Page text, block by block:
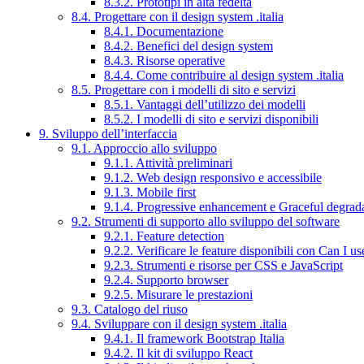
8.4. Progettare con il design system .italia
8.4.1. Documentazione
8.4.2. Benefici del design system
8.4.3. Risorse operative
8.4.4. Come contribuire al design system .italia
8.5. Progettare con i modelli di sito e servizi
8.5.1. Vantaggi dell’utilizzo dei modelli
8.5.2. I modelli di sito e servizi disponibili
9. Sviluppo dell’interfaccia
9.1. Approccio allo sviluppo
9.1.1. Attività preliminari
9.1.2. Web design responsivo e accessibile
9.1.3. Mobile first
9.1.4. Progressive enhancement e Graceful
9.2. Strumenti di supporto allo sviluppo del software
9.2.1. Feature detection
9.2.2. Verificare le feature disponibili con Can I
9.2.3. Strumenti e risorse per CSS e JavaScript
9.2.4. Supporto browser
9.2.5. Misurare le prestazioni
9.3. Catalogo del riuso
9.4. Sviluppare con il design system .italia
9.4.1. Il framework Bootstrap Italia
9.4.2. Il kit di sviluppo React